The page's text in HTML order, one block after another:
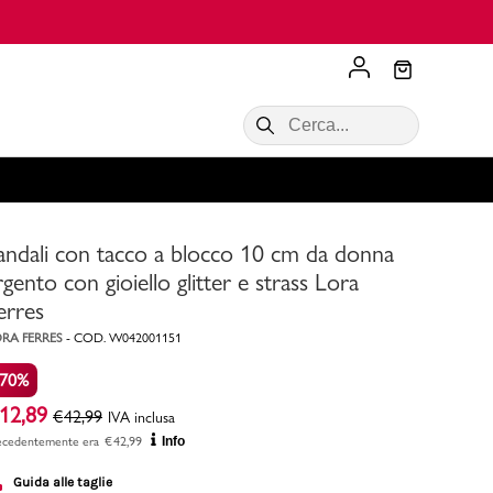
Acquista ora
VALIGIE CIAK
Acquista
Scopri di più
con tacco a blocco 10 cm da donna
con gioiello glitter e strass Lora
FERRES - COD. W042001151
12,89 €42,99 IVA inclusa
era €42,99 Info
Guida alle taglie